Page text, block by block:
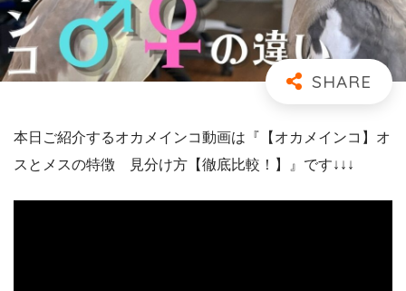
本日ご紹介するオカメインコ動画は『【オカメインコ】オ
スとメスの特徴 見分け方【徹底比較！】』です↓↓↓